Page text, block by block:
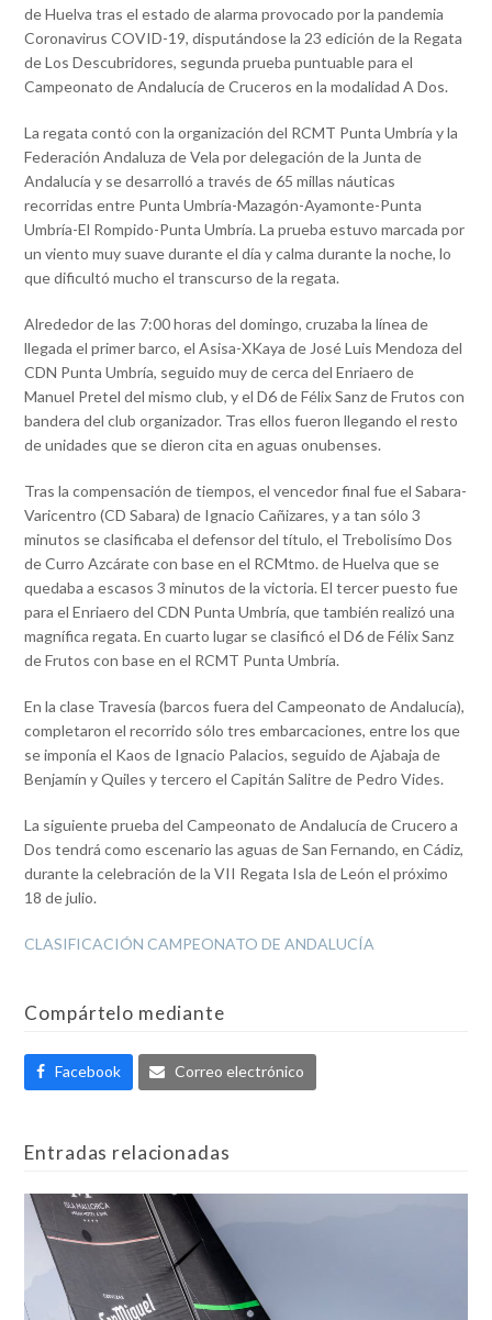
de Huelva tras el estado de alarma provocado por la pandemia
Coronavirus COVID-19, disputándose la 23 edición de la Regata
de Los Descubridores, segunda prueba puntuable para el
Campeonato de Andalucía de Cruceros en la modalidad A Dos.
La regata contó con la organización del RCMT Punta Umbría y la
Federación Andaluza de Vela por delegación de la Junta de
Andalucía y se desarrolló a través de 65 millas náuticas
recorridas entre Punta Umbría-Mazagón-Ayamonte-Punta
Umbría-El Rompido-Punta Umbría. La prueba estuvo marcada por
un viento muy suave durante el día y calma durante la noche, lo
que dificultó mucho el transcurso de la regata.
Alrededor de las 7:00 horas del domingo, cruzaba la línea de
llegada el primer barco, el Asisa-XKaya de José Luis Mendoza del
CDN Punta Umbría, seguido muy de cerca del Enriaero de
Manuel Pretel del mismo club, y el D6 de Félix Sanz de Frutos con
bandera del club organizador. Tras ellos fueron llegando el resto
de unidades que se dieron cita en aguas onubenses.
Tras la compensación de tiempos, el vencedor final fue el Sabara-
Varicentro (CD Sabara) de Ignacio Cañizares, y a tan sólo 3
minutos se clasificaba el defensor del título, el Trebolisímo Dos
de Curro Azcárate con base en el RCMtmo. de Huelva que se
quedaba a escasos 3 minutos de la victoria. El tercer puesto fue
para el Enriaero del CDN Punta Umbría, que también realizó una
magnífica regata. En cuarto lugar se clasificó el D6 de Félix Sanz
de Frutos con base en el RCMT Punta Umbría.
En la clase Travesía (barcos fuera del Campeonato de Andalucía),
completaron el recorrido sólo tres embarcaciones, entre los que
se imponía el Kaos de Ignacio Palacios, seguido de Ajabaja de
Benjamín y Quiles y tercero el Capitán Salitre de Pedro Vides.
La siguiente prueba del Campeonato de Andalucía de Crucero a
Dos tendrá como escenario las aguas de San Fernando, en Cádiz,
durante la celebración de la VII Regata Isla de León el próximo
18 de julio.
CLASIFICACIÓN CAMPEONATO DE ANDALUCÍA
Compártelo mediante
Facebook Correo electrónico
Entradas relacionadas